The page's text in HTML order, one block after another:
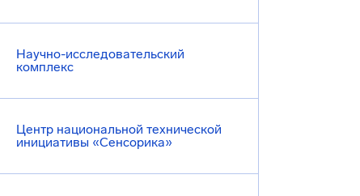
Научно-исследовательский
комплекс
Центр национальной технической
инициативы «Сенсорика»